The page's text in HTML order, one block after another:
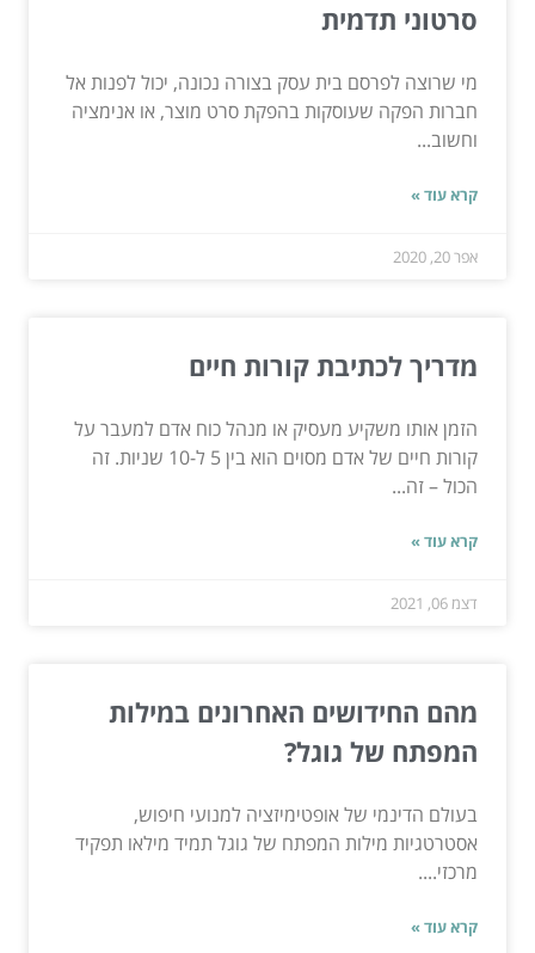
סרטוני תדמית
מי שרוצה לפרסם בית עסק בצורה נכונה, יכול לפנות אל
חברות הפקה שעוסקות בהפקת סרט מוצר, או אנימציה
וחשוב...
קרא עוד »
אפר 20, 2020
מדריך לכתיבת קורות חיים
הזמן אותו משקיע מעסיק או מנהל כוח אדם למעבר על
קורות חיים של אדם מסוים הוא בין 5 ל-10 שניות. זה
הכול – זה...
קרא עוד »
דצמ 06, 2021
מהם החידושים האחרונים במילות
המפתח של גוגל?
בעולם הדינמי של אופטימיזציה למנועי חיפוש,
אסטרטגיות מילות המפתח של גוגל תמיד מילאו תפקיד
מרכזי....
קרא עוד »